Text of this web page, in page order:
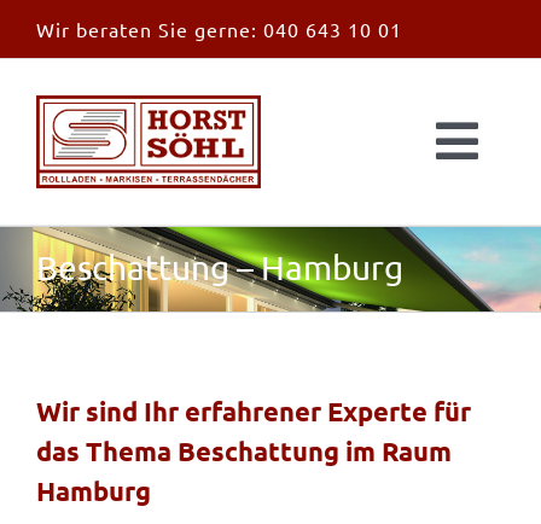
Inhalt
Wir beraten Sie gerne: 040 643 10 01
News
Überdachungen
Beschattung – Hamburg
Wir sind Ihr erfahrener Experte für
das Thema Beschattung im Raum
Hamburg